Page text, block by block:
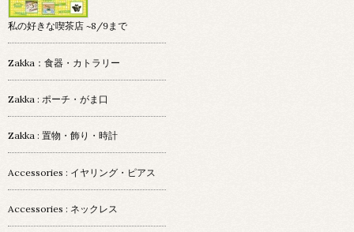
私の好きな喫茶店 ~8/9まで
Zakka：食器・カトラリー
Zakka : ポーチ・がま口
Zakka : 置物・飾り・時計
Accessories : イヤリング・ピアス
Accessories : ネックレス